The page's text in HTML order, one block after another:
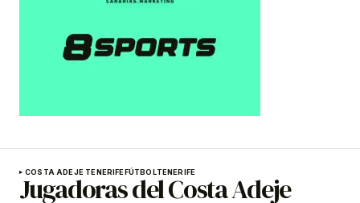
COSTA ADEJE TENERIFE FÚTBOLTENERIFE
Jugadoras del Costa Adeje